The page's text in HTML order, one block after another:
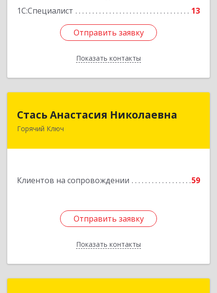
1С:Специалист
13
Отправить заявку
Показать контакты
Отправить заявку
Назад
Стась Анастасия Николаевна
Горячий Ключ
Клиентов на сопровождении 59
Отправить заявку
Показать контакты
353290, г. Горячий Ключ, ул. Ленина, д. 242,
Отправить заявку
Назад